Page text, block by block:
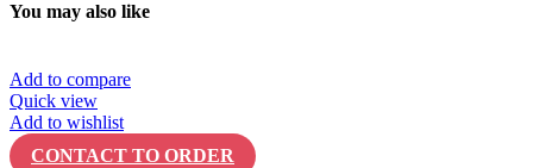
You may also like
Add to compare
Quick view
Add to wishlist
CONTACT TO ORDER